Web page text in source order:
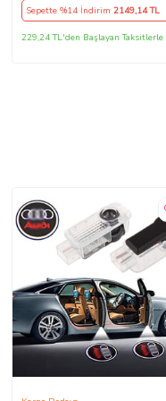
Sepette %14 İndirim 2149,14 TL
229,24 TL'den Başlayan Taksitlerle